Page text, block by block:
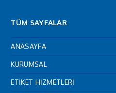
TÜM SAYFALAR
ANASAYFA
KURUMSAL
ETİKET HİZMETLERİ